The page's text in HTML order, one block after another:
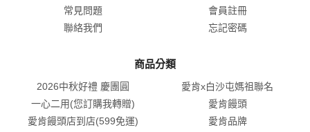
利用，直到本網站停止服務為止，並僅在前述目的範圍內，將會員
個人資料提供給本公司關係企業、物流通路商、受本公司委託處理
事務之第三人利用。會員得請求查詢、閱覽、複製、補充、更正個
填寫，如填寫不實或不完整，致無法取得會員資格，將無法享有活
動訊息傳遞、行銷商品及提供服務等之權益。
第二條：密碼與帳號的保護
申請人於閱讀完本條款後，按下「同意」之按鍵經完成申請加入或
登錄程序後，即取得本網站購物網站網路會員資格並可取得一帳號
及密碼，作為日後進入本網站之憑證。本網站並依密碼與帳號作為
常見問題
聯絡我們
會員註冊
忘記密碼
商品分類
2026中秋好禮 慶團圓
愛肯x白沙屯媽祖聯名
一心二用(您訂購我轉贈)
愛肯饅頭
愛肯饅頭店到店(599免運)
愛肯品牌